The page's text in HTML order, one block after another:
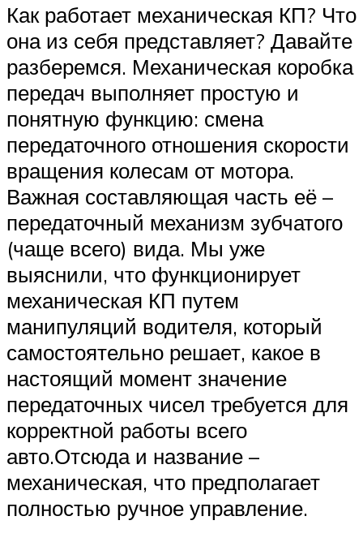
Как работает механическая КП? Что
она из себя представляет? Давайте
разберемся. Механическая коробка
передач выполняет простую и
понятную функцию: смена
передаточного отношения скорости
вращения колесам от мотора.
Важная составляющая часть её –
передаточный механизм зубчатого
(чаще всего) вида. Мы уже
выяснили, что функционирует
механическая КП путем
манипуляций водителя, который
самостоятельно решает, какое в
настоящий момент значение
передаточных чисел требуется для
корректной работы всего
авто.Отсюда и название –
механическая, что предполагает
полностью ручное управление.